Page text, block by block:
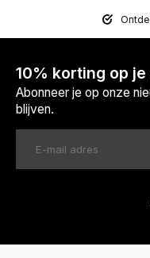
10% korting op
Abonneer je op onze
blijven.